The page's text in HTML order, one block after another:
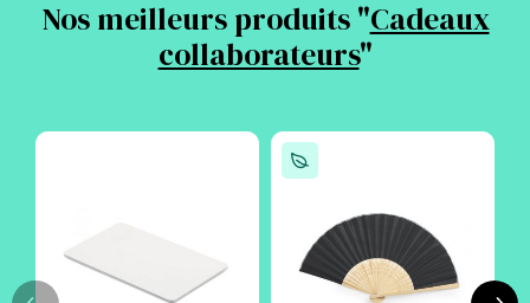
Nos meilleurs produits "Cadeaux
collaborateurs"